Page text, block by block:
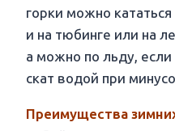
горки можно
и на тюбинге или на
а можно по льду,
скат водой при
Преимущества